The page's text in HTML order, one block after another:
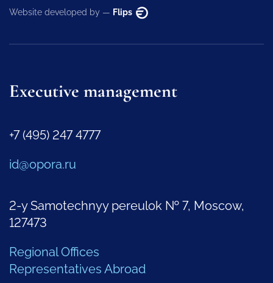
Website developed by — Flips
Executive management
+7 (495) 247 4777
id@opora.ru
2-y Samotechnyy pereulok № 7, Moscow,
127473
Regional Offices
Representatives Abroad